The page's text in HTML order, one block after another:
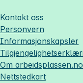
Kontakt oss
Personvern
Informasjonskapsler
Om arbeidsplassen.no
Nettstedkart